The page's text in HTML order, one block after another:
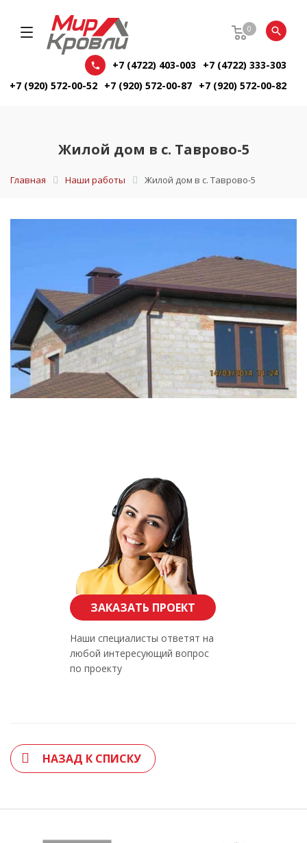
0
+7 (4722) 403-003
+7 (4722) 333-303
+7 (920) 572-00-52 +7 (920) 572-00-87 +7 (920) 572-00-82
Жилой дом в с. Таврово-5
Главная Наши работы Жилой дом в с. Таврово-5
ЗАКАЗАТЬ ПРОЕКТ
Наши специалисты ответят на
любой интересующий вопрос
по проекту
НАЗАД К СПИСКУ